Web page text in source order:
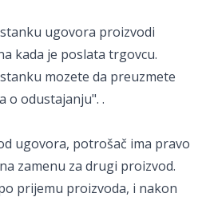
ugovora proizvodi
kada je poslata trgovcu.
mozete da preuzmete
o odustajanju". .
ugovora, potrošač ima pravo
zamenu za drugi proizvod.
prijemu proizvoda, i nakon